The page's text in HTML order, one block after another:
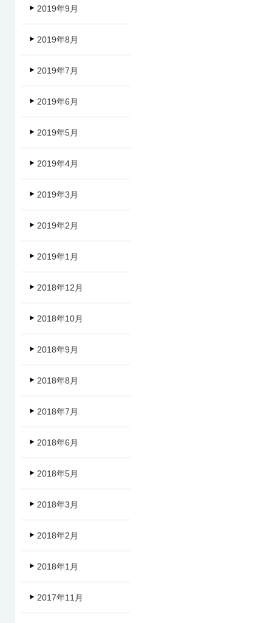
2019年9月
2019年8月
2019年7月
2019年6月
2019年5月
2019年4月
2019年3月
2019年2月
2019年1月
2018年12月
2018年10月
2018年9月
2018年8月
2018年7月
2018年6月
2018年5月
2018年3月
2018年2月
2018年1月
2017年11月